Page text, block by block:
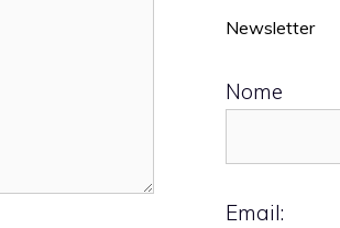
Newsletter
Nome
Email: